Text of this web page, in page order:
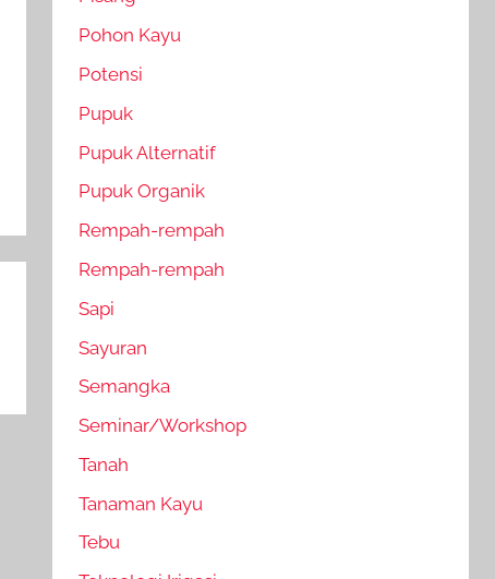
Pohon Kayu
Potensi
Pupuk
Pupuk Alternatif
Pupuk Organik
Rempah-rempah
Rempah-rempah
Sapi
Sayuran
Semangka
Seminar/Workshop
Tanah
Tanaman Kayu
Tebu